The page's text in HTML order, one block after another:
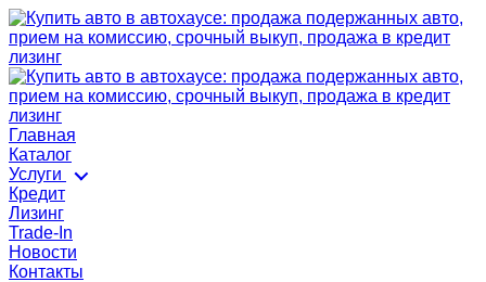
Главная
Каталог
Услуги
Кредит
Лизинг
Trade-In
Новости
Контакты